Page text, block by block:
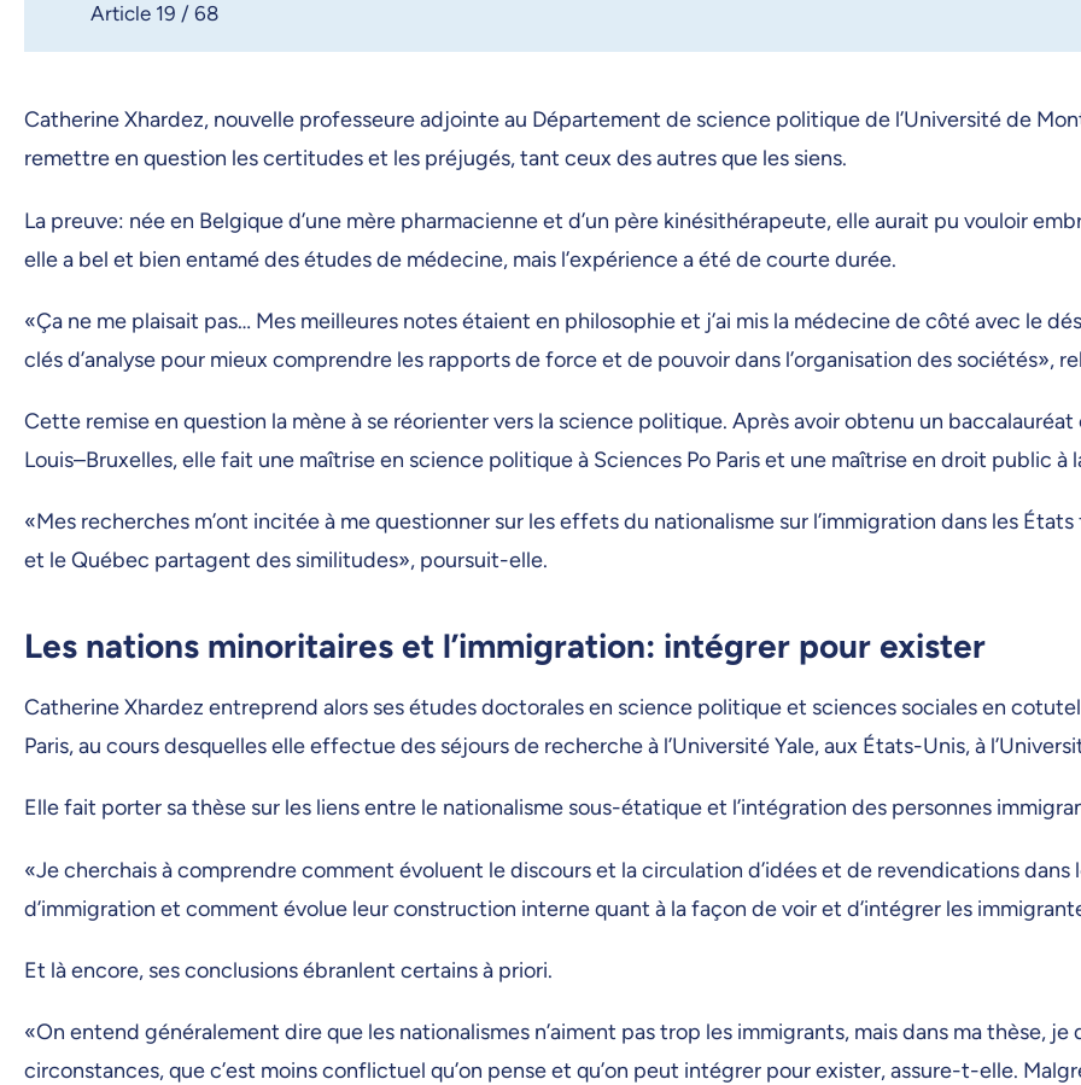
Article 19 / 68
Catherine Xhardez, nouvelle professeure adjointe au Département de science politique de l’Université de
remettre en question les certitudes et les préjugés, tant ceux des autres que les siens.
La preuve: née en Belgique d’une mère pharmacienne et d’un père kinésithérapeute, elle aurait pu vouloir
elle a bel et bien entamé des études de médecine, mais l’expérience a été de courte durée.
«Ça ne me plaisait pas… Mes meilleures notes étaient en philosophie et j’ai mis la médecine de côté avec le
clés d’analyse pour mieux comprendre les rapports de force et de pouvoir dans l’organisation des sociétés»,
Cette remise en question la mène à se réorienter vers la science politique. Après avoir obtenu un
Louis–Bruxelles, elle fait une maîtrise en science politique à Sciences Po Paris et une maîtrise en droit public à
«Mes recherches m’ont incitée à me questionner sur les effets du nationalisme sur l’immigration dans les
et le Québec partagent des similitudes», poursuit-elle.
Les nations minoritaires et l’immigration: intégrer pour exister
Catherine Xhardez entreprend alors ses études doctorales en science politique et sciences sociales en
Paris, au cours desquelles elle effectue des séjours de recherche à l’Université Yale, aux États-Unis, à
Elle fait porter sa thèse sur les liens entre le nationalisme sous-étatique et l’intégration des personnes
«Je cherchais à comprendre comment évoluent le discours et la circulation d’idées et de revendications
d’immigration et comment évolue leur construction interne quant à la façon de voir et d’intégrer les
Et là encore, ses conclusions ébranlent certains à priori.
«On entend généralement dire que les nationalismes n’aiment pas trop les immigrants, mais dans ma thèse,
circonstances, que c’est moins conflictuel qu’on pense et qu’on peut intégrer pour exister, assure-t-elle.